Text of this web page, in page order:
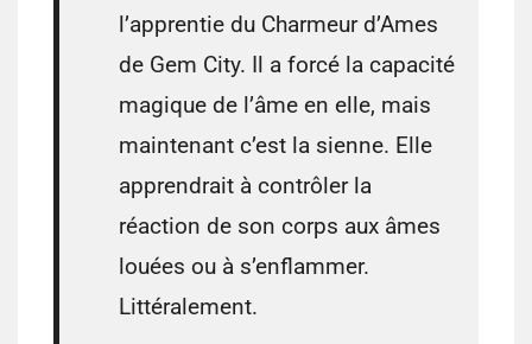
l’apprentie du Charmeur d’Ames
de Gem City. Il a forcé la capacité
magique de l’âme en elle, mais
maintenant c’est la sienne. Elle
apprendrait à contrôler la
réaction de son corps aux âmes
louées ou à s’enflammer.
Littéralement.